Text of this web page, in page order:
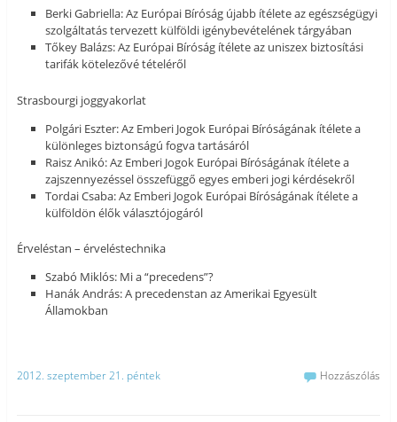
Berki Gabriella: Az Európai Bíróság újabb ítélete az egészségügyi
szolgáltatás tervezett külföldi igénybevételének tárgyában
Tőkey Balázs: Az Európai Bíróság ítélete az uniszex biztosítási
tarifák kötelezővé tételéről
Strasbourgi joggyakorlat
Polgári Eszter: Az Emberi Jogok Európai Bíróságának ítélete a
különleges biztonságú fogva tartásáról
Raisz Anikó: Az Emberi Jogok Európai Bíróságának ítélete a
zajszennyezéssel összefüggő egyes emberi jogi kérdésekről
Tordai Csaba: Az Emberi Jogok Európai Bíróságának ítélete a
külföldön élők választójogáról
Érveléstan – érveléstechnika
Szabó Miklós: Mi a “precedens”?
Hanák András: A precedenstan az Amerikai Egyesült
Államokban
2012. szeptember 21. péntek Hozzászólás